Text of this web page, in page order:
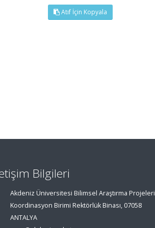
Atıf İçin Kopyala
Bilgileri
Akdeniz Üniversitesi Bilimsel Araştırma Projeleri
Koordinasyon Birimi Rektörlük Binası, 07058
ANTALYA